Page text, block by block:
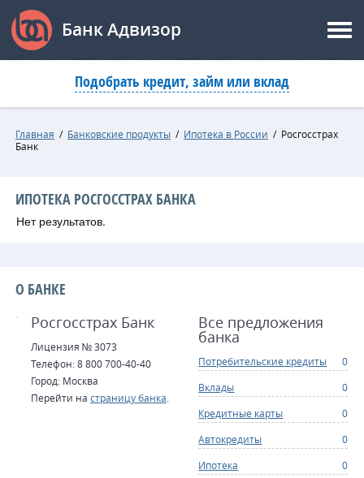
Банк Адвизор
Подобрать кредит, займ или вклад
Главная / Банковские продукты / Ипотека в России / Росгосстрах
Банк
ИПОТЕКА РОСГОССТРАХ БАНКА
Нет результатов.
О БАНКЕ
Росгосстрах Банк
Лицензия № 3073
Телефон: 8 800 700-40-40
Город: Москва
Перейти на страницу банка
Все предложения
банка
Потребительские кредиты
0
Вклады
0
Кредитные карты
0
Автокредиты
0
Ипотека
0